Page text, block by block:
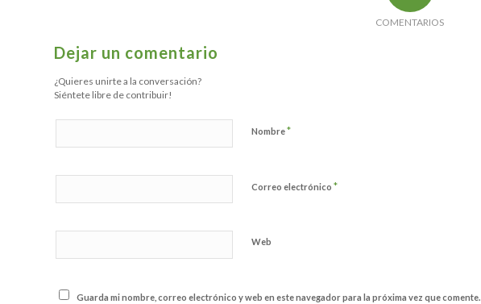
COMENTARIOS
Dejar un comentario
¿Quieres unirte a la conversación?
Siéntete libre de contribuir!
Nombre*
Correo electrónico *
Web
Guarda mi nombre, correo electrónico y web en este navegador para la próxima vez que comente.